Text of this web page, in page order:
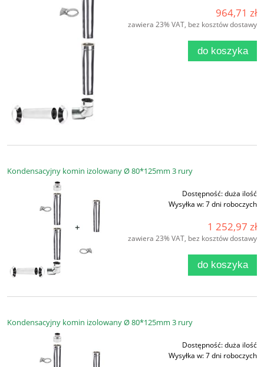
964,71 zł
zawiera 23% VAT, bez kosztów dostawy
do koszyka
Kondensacyjny komin izolowany Ø 80*125mm 3 rury
Dostępność:duża ilość
Wysyłka w:7 dni roboczych
1 252,97 zł
zawiera 23% VAT, bez kosztów dostawy
do koszyka
Kondensacyjny komin izolowany Ø 80*125mm 3 rury
Dostępność:duża ilość
Wysyłka w:7 dni roboczych